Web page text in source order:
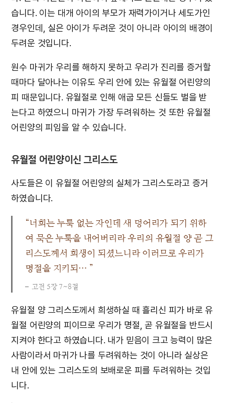
습니다. 이는 대개 아이의 부모가 재력가이거나 세도가인
경우인데, 실은 아이가 두려운 것이 아니라 아이의 배경이
두려운 것입니다.
원수 마귀가 우리를 해하지 못하고 우리가 진리를 증거할
때마다 달아나는 이유도 우리 안에 있는 유월절 어린양의
피 때문입니다. 유월절로 인해 애굽 모든 신들도 벌을 받
는다고 하였으니 마귀가 가장 두려워하는 것 또한 유월절
어린양의 피임을 알 수 있습니다.
유월절 어린양이신 그리스도
사도들은 이 유월절 어린양의 실체가 그리스도라고 증거
하였습니다.
“너희는 누룩 없는 자인데 새 덩어리가 되기 위하
여 묵은 누룩을 내어버리라 우리의 유월절 양 곧 그
리스도께서 희생이 되셨느니라 이러므로 우리가
명절을 지키되… ”
고전 5장 7~8절
유월절 양 그리스도께서 희생하실 때 흘리신 피가 바로 유
월절 어린양의 피이므로 우리가 명절, 곧 유월절을 반드시
지켜야 한다고 하였습니다. 내가 믿음이 크고 능력이 많은
사람이라서 마귀가 나를 두려워하는 것이 아니라 실상은
내 안에 있는 그리스도의 보배로운 피를 두려워하는 것입
니다.